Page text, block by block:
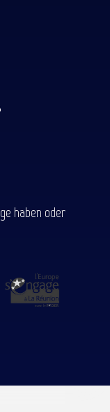
haben oder